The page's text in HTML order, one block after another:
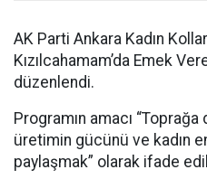
AK Parti Ankara Kadın
Kızılcahamam’da Emek
düzenlendi.
Programın amacı
üretimin gücünü ve kadın
paylaşmak” olarak ifade